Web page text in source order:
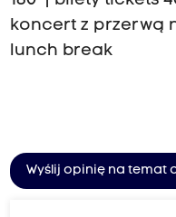
koncert z przerwą
lunch break
Wyślij opinię na temat